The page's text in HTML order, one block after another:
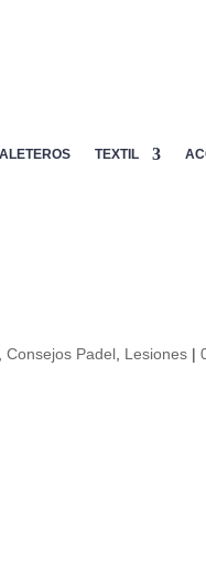
TEXTIL
,Consejos Padel Lesiones |